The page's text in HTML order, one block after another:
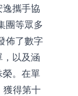
陝西黑
有限公司
常推進中
攜手協
團等眾多
佈了數字
以及涵
榮。在單
獲得第十